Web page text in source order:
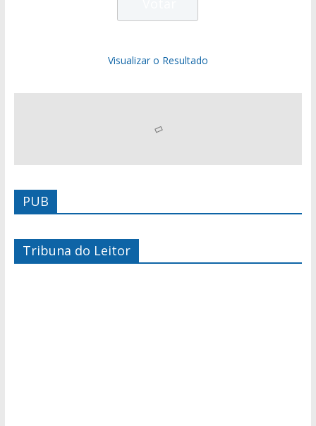
Visualizar o Resultado
PUB
Tribuna do Leitor